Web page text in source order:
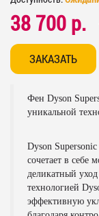
38 700 р.
ЗАКАЗАТЬ
Фен Dyson
уникальной
Dyson
сочетает в себе
деликатный
технологией
эффективную